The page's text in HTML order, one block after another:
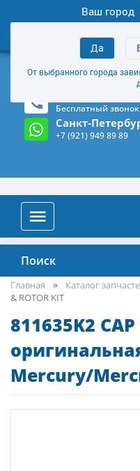
Ваш город
Да
От выбранного города
товаров
+7 (921) 949 89
Магазин и склад в
Бесплатный
Санкт-
+7 (921) 949 89 89
Поиск
Главная Каталог
& ROTOR KIT
811635K2
Mercury/